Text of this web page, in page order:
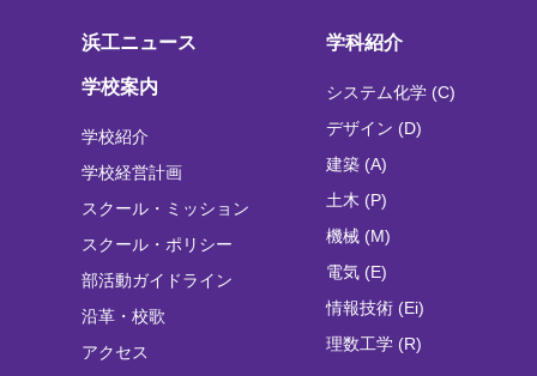
浜工ニュース
学校案内
学校紹介
学校経営計画
スクール・ミッション
スクール・ポリシー
部活動ガイドライン
沿革・校歌
アクセス
学科紹介
システム化学 (C)
デザイン (D)
建築 (A)
土木 (P)
機械 (M)
電気 (E)
情報技術 (Ei)
理数工学 (R)